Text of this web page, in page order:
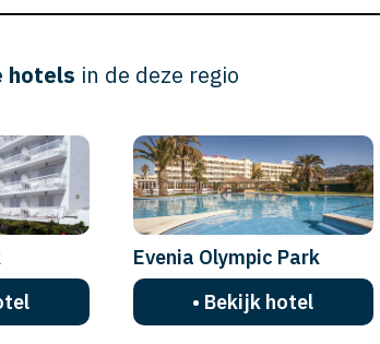
hotels in de deze regio
Evenia Olympic Park
• Bekijk hotel